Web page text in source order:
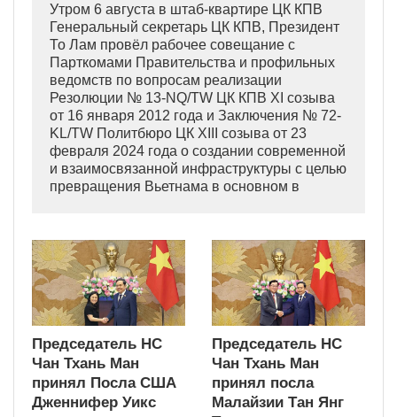
Утром 6 августа в штаб-квартире ЦК КПВ
Генеральный секретарь ЦК КПВ, Президент
То Лам провёл рабочее совещание с
Парткомами Правительства и профильных
ведомств по вопросам реализации
Резолюции № 13-NQ/TW ЦК КПВ XI созыва
от 16 января 2012 года и Заключения № 72-
KL/TW Политбюро ЦК XIII созыва от 23
февраля 2024 года о создании современной
и взаимосвязанной инфраструктуры с целью
превращения Вьетнама в основном в
Председатель НС
Чан Тхань Ман
принял Посла США
Дженнифер Уикс
Председатель НС
Чан Тхань Ман
принял посла
Малайзии Тан Янг